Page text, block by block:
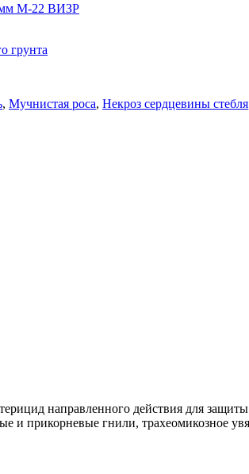
М-22 ВИЗР
грунта
, Мучнистая роса, Некроз сердцевины стебля
направленного действия для
и прикорневые гнили, трахеомикозное